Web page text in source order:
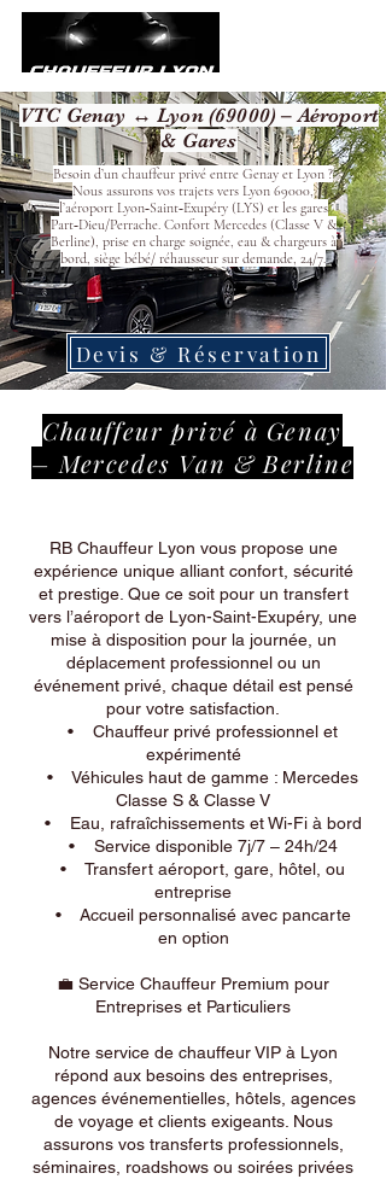
VTC Genay ↔ Lyon (69000) – Aéroport
& Gares
Besoin d’un chauffeur privé entre Genay et Lyon ?
Nous assurons vos trajets vers Lyon 69000,
l’aéroport Lyon‑Saint‑Exupéry (LYS) et les gares
Part‑Dieu/Perrache. Confort Mercedes (Classe V &
Berline), prise en charge soignée, eau & chargeurs à
bord, siège bébé/ réhausseur sur demande, 24/7.
Devis & Réservation
Chauffeur privé à Genay
– Mercedes Van & Berline
RB Chauffeur Lyon vous propose une
expérience unique alliant confort, sécurité
et prestige. Que ce soit pour un transfert
vers l’aéroport de Lyon-Saint-Exupéry, une
mise à disposition pour la journée, un
déplacement professionnel ou un
événement privé, chaque détail est pensé
pour votre satisfaction.
• Chauffeur privé professionnel et
expérimenté
• Véhicules haut de gamme : Mercedes
Classe S & Classe V
• Eau, rafraîchissements et Wi-Fi à bord
• Service disponible 7j/7 – 24h/24
• Transfert aéroport, gare, hôtel, ou
entreprise
• Accueil personnalisé avec pancarte
en option
💼 Service Chauffeur Premium pour
Entreprises et Particuliers
Notre service de chauffeur VIP à Lyon
répond aux besoins des entreprises,
agences événementielles, hôtels, agences
de voyage et clients exigeants. Nous
assurons vos transferts professionnels,
séminaires, roadshows ou soirées privées